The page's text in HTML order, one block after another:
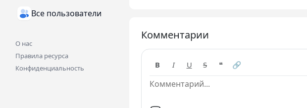
Все пользователи
О нас
Правила ресурса
Конфиденциальность
Комментарии
B I U S ❝ 🔗